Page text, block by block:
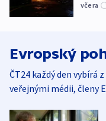
včera
Evropský
ČT24 každý den vybírá
veřejnými médii, členy